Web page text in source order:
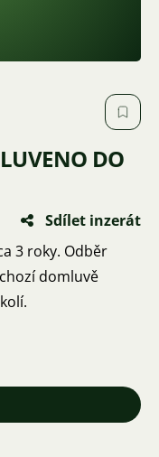
DO
Sdílet inzerát
3 roky. Odběr
domluvě